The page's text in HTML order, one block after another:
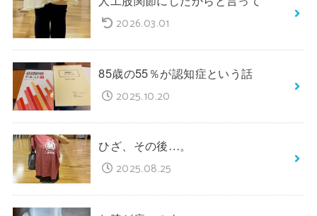
2026.03.01
85歳の55％が認知症という話
2025.10.20
ひざ、その後…。
2025.08.25